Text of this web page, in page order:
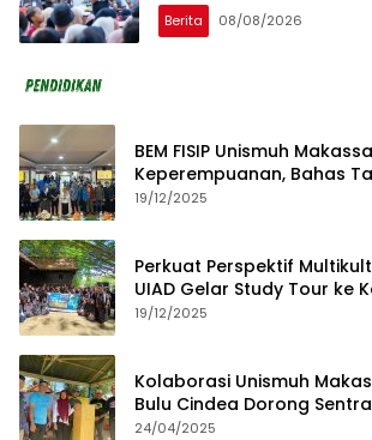
Berita 08/08/2026
BEM FISIP Unismuh
Keperempuanan, Bahas
dan Budaya Lokal
19/12/2025
Perkuat Perspektif
UIAD Gelar Study Tour ke
19/12/2025
Kolaborasi Unismuh
Bulu Cindea Dorong
24/04/2025